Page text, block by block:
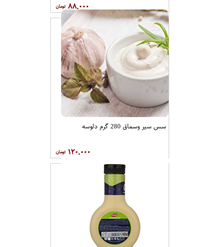
۸۸,۰۰۰
سس سیر وسماق 280 گرم دلوسه
۱۲۰,۰۰۰